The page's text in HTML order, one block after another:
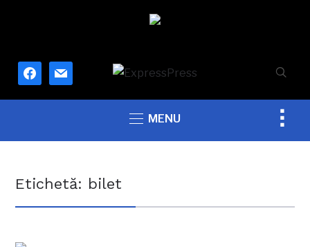
facebook
mail
MENU
Etichetă: bilet